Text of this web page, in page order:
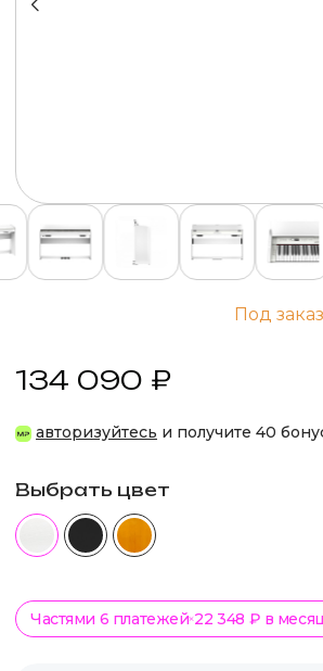
Под
134 090 ₽
авторизуйтесь и получите 40
Выбрать цвет
Частями 6 платежей 22 348 ₽ в